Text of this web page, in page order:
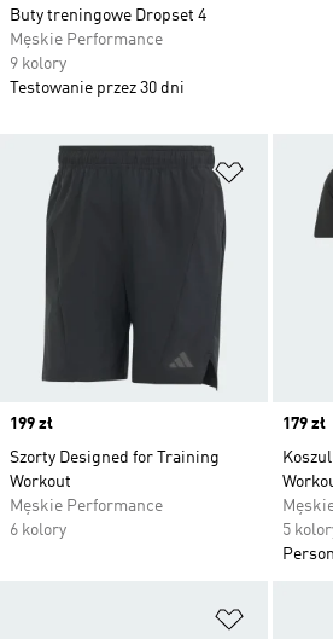
Dodaj do
Price
199 zł
Szorty Designed for Training
Workout
Męskie Performance
6 kolory
Price
179 zł
5
Buty treningowe Dropset 4
Męskie Performance
9 kolory
Testowanie przez 30 dni